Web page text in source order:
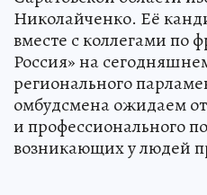
Николайченко. Её
вместе с коллегами по
Россия» на
регионального
омбудсмена ожидаем
и профессионального
возникающих у людей